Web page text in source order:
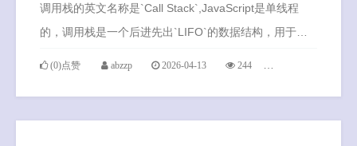
调用栈的英文名称是`Call Stack`,JavaScript是单线程
的，调用栈是一个后进先出`LIFO`的数据结构，用于存
(0)点赞 abzzp 2026-04-13 244